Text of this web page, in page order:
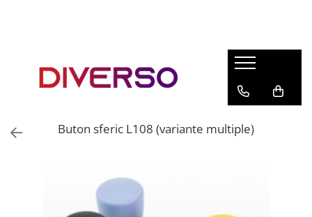
ASA
Buton sferic L108 (variante multiple)